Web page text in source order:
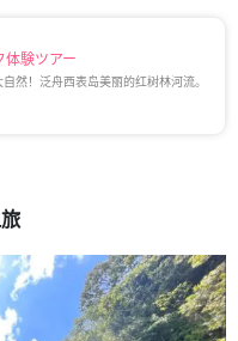
験ツアー
然！泛舟西表岛美丽的红树林河流。